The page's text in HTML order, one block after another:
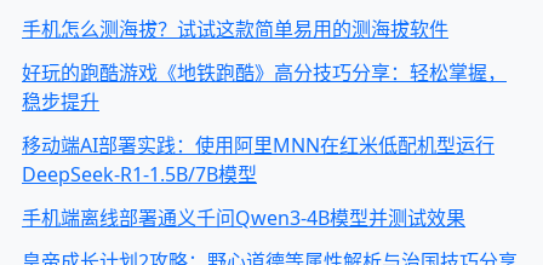
手机怎么测海拔？试试这款简单易用的测海拔软件
好玩的跑酷游戏《地铁跑酷》高分技巧分享：轻松掌握，
稳步提升
移动端AI部署实践：使用阿里MNN在红米低配机型运行
DeepSeek-R1-1.5B/7B模型
手机端离线部署通义千问Qwen3-4B模型并测试效果